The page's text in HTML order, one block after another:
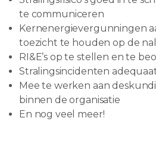
te communiceren
Kernenergievergunningen
toezicht te houden op de
RI&E’s op te stellen en te
Stralingsincidenten
Mee te werken aan
binnen de organisatie
En nog veel meer!